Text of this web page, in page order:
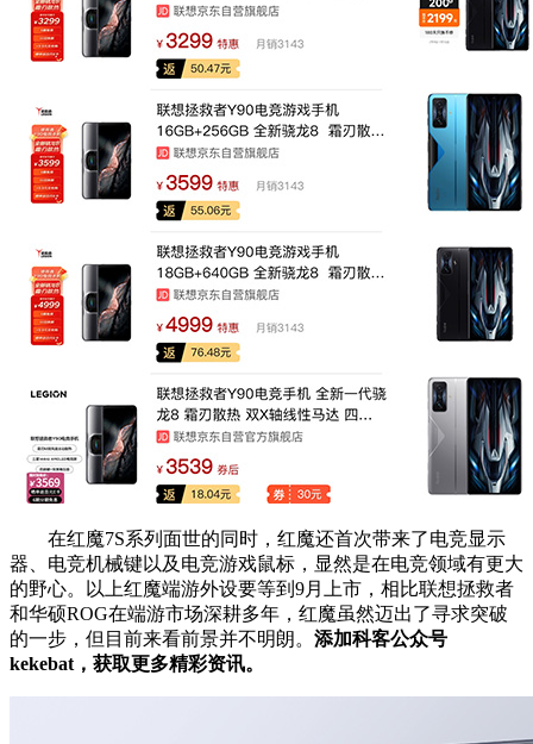
在红魔7S系列面世的同时，红魔还首次带来了电竞显示
器、电竞机械键以及电竞游戏鼠标，显然是在电竞领域有更大
的野心。以上红魔端游外设要等到9月上市，相比联想拯救者
和华硕ROG在端游市场深耕多年，红魔虽然迈出了寻求突破
的一步，但目前来看前景并不明朗。 添加科客公众号
kekebat，获取更多精彩资讯。